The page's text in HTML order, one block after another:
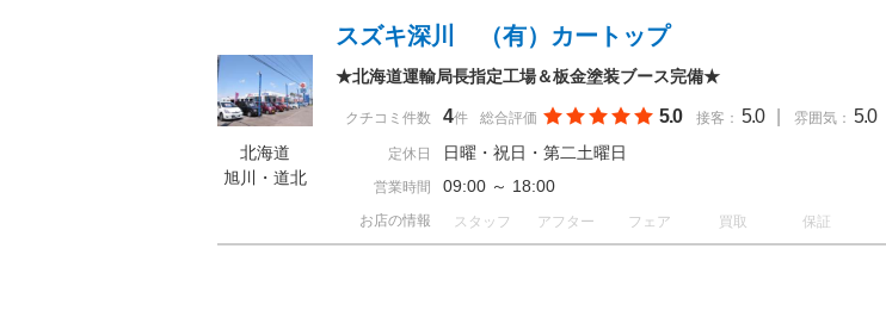
北海道
旭川・道北
スズキ深川 （有）カートップ
★北海道運輸局長指定工場＆板金塗装ブース完備★
クチコミ件数 4件 総合評価 5.0 接客： 5.0 雰囲気： 5.0
定休日 日曜・祝日・第二土曜日
営業時間 09:00 ～ 18:00
お店の情報 スタッフ アフター フェア 買取 保証